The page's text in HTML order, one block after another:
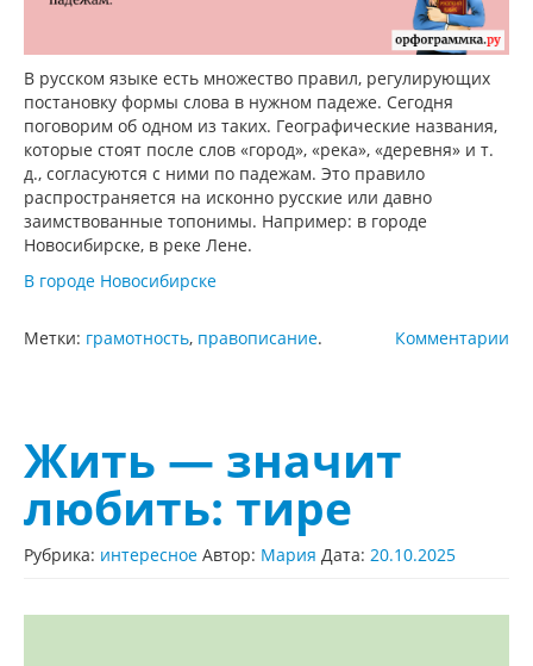
В русском языке есть множество правил, регулирующих
постановку формы слова в нужном падеже. Сегодня
поговорим об одном из таких. Географические названия,
которые стоят после слов «город», «река», «деревня» и т.
д., согласуются с ними по падежам. Это правило
распространяется на исконно русские или давно
заимствованные топонимы. Например: в городе
Новосибирске, в реке Лене.
В городе Новосибирске
Комментарии
Метки: грамотность, правописание.
Жить — значит
любить: тире
Рубрика: интересное Автор: Мария Дата: 20.10.2025